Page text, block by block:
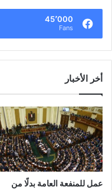
45٬000
Fans
أخر الأخبار
عمل للمنفعة العامة بدلًا من